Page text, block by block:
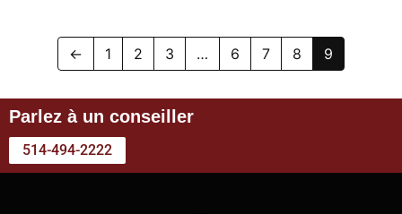
← 1 2 3 … 6 7 8 9
Parlez à un conseiller
514-494-2222